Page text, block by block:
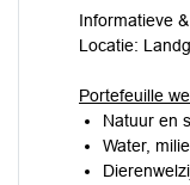
Informatieve
Locatie:
Portefeuille
Natuur en
Water,